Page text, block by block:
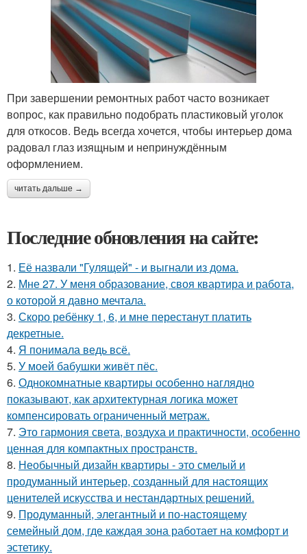
При завершении ремонтных работ часто возникает
вопрос, как правильно подобрать пластиковый уголок
для откосов. Ведь всегда хочется, чтобы интерьер дома
радовал глаз изящным и непринуждённым
оформлением.
читать дальше →
Последние обновления на сайте:
1. Её назвали "Гулящей" - и выгнали из дома.
2. Мне 27. У меня образование, своя квартира и работа,
о которой я давно мечтала.
3. Скоро ребёнку 1, 6, и мне перестанут платить
декретные.
4. Я понимала ведь всё.
5. У моей бабушки живёт пёс.
6. Однокомнатные квартиры особенно наглядно
показывают, как архитектурная логика может
компенсировать ограниченный метраж.
7. Это гармония света, воздуха и практичности, особенно
ценная для компактных пространств.
8. Необычный дизайн квартиры - это смелый и
продуманный интерьер, созданный для настоящих
ценителей искусства и нестандартных решений.
9. Продуманный, элегантный и по-настоящему
семейный дом, где каждая зона работает на комфорт и
эстетику.